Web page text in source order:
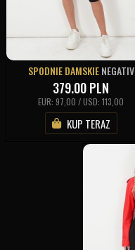
SPODNIE DAMSKIENEGATIV
379.00PLN
EUR: 97,00 / USD: 113,00
KUP TERAZ